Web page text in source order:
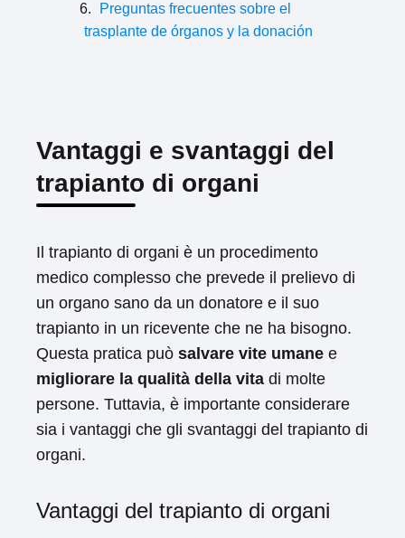
Preguntas frecuentes sobre el
trasplante de órganos y la donación
Vantaggi e svantaggi del
trapianto di organi
Il trapianto di organi è un procedimento
medico complesso che prevede il prelievo di
un organo sano da un donatore e il suo
trapianto in un ricevente che ne ha bisogno.
Questa pratica può salvare vite umane e
migliorare la qualità della vita di molte
persone. Tuttavia, è importante considerare
sia i vantaggi che gli svantaggi del trapianto di
organi.
Vantaggi del trapianto di organi